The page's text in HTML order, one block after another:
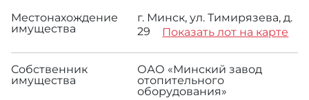
Местонахождение
имущества
г. Минск, ул. Тимирязева, д.
29
Показать лот на карте
Собственник
имущества
ОАО «Минский завод
отопительного
оборудования»